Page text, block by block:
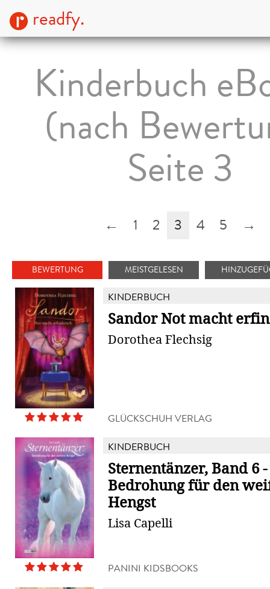
readfy.
Kinderbuch
(nach
Seite 3
← 1 2 3 4 5 →
BEWERTUNG MEISTGELESEN
KINDERBUCH
Sandor Not macht
Dorothea Flechsig
GLÜCKSCHUH VERLAG
KINDERBUCH
Sternentänzer, Band 6 -
Bedrohung für den
Hengst
Lisa Capelli
PANINI KIDSBOOKS